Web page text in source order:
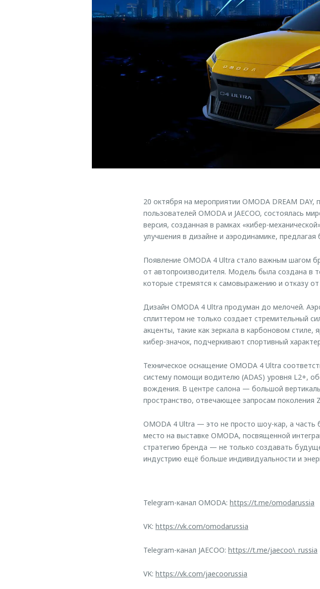
20 октября на мероприятии OMODA DREAM
пользователей OMODA и JAECOO, состоялась
версия, созданная в рамках «кибер-
улучшения в дизайне и аэродинамике,
Появление OMODA 4 Ultra стало важным шагом
от автопроизводителя. Модель была создана в
которые стремятся к самовыражению и отказу от
Дизайн OMODA 4 Ultra продуман до мелочей.
сплиттером не только создает стремительный
акценты, такие как зеркала в карбоновом
кибер-значок, подчеркивают спортивный
Техническое оснащение OMODA 4 Ultra
систему помощи водителю (ADAS) уровня L2+,
вождения. В центре салона — большой
пространство, отвечающее запросам поколения
OMODA 4 Ultra — это не просто шоу-кар, а
место на выставке OMODA, посвященной
стратегию бренда — не только создавать
индустрию ещё больше индивидуальности и
Telegram-канал OMODA: https://t.me/omodarussia
VK: https://vk.com/omodarussia
Telegram-канал JAECOO: https://t.me/jaecoo\_russia
VK: https://vk.com/jaecoorussia